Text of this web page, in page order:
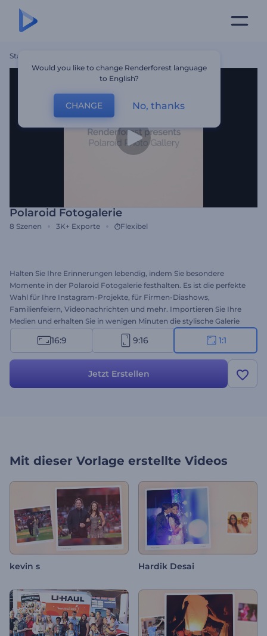
Startseite
Polaroid Fotogalerie
8 Szenen 3K+ Exporte Flexibel
Halten Sie Ihre Erinnerungen lebendig, indem Sie besondere
Momente in der Polaroid Fotogalerie festhalten. Es ist die perfekte
Wahl für Ihre Instagram-Projekte, für Firmen-Diashows,
Familienfeiern, Videonachrichten und mehr. Importieren Sie Ihre
Medien und erhalten Sie in wenigen Minuten die stylische Galerie
Ihrer Bilder. Durchlaufen Sie Ihre Erinnerungen mit der Polaroid
Fotogalerie. Testen Sie jetzt!
16:9 9:16 1:1
Jetzt Erstellen
Mit dieser Vorlage erstellte Videos
kevin s Hardik Desai
Would you like to change Renderforest language
to English?
CHANGE No, thanks